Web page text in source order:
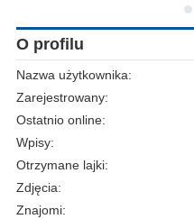
O profilu
Nazwa użytkownika:
Zarejestrowany:
Ostatnio online:
Wpisy:
Otrzymane lajki:
Zdjęcia:
Znajomi: